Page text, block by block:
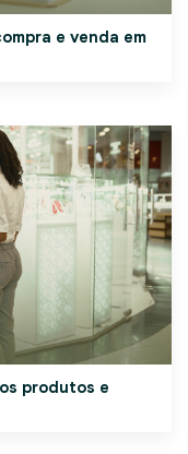
e venda em
produtos e